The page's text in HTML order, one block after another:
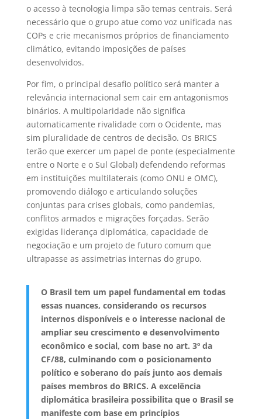
o acesso à tecnologia limpa são temas centrais. Será
necessário que o grupo atue como voz unificada nas
COPs e crie mecanismos próprios de financiamento
climático, evitando imposições de países
desenvolvidos.
Por fim, o principal desafio político será manter a
relevância internacional sem cair em antagonismos
binários. A multipolaridade não significa
automaticamente rivalidade com o Ocidente, mas
sim pluralidade de centros de decisão. Os BRICS
terão que exercer um papel de ponte (especialmente
entre o Norte e o Sul Global) defendendo reformas
em instituições multilaterais (como ONU e OMC),
promovendo diálogo e articulando soluções
conjuntas para crises globais, como pandemias,
conflitos armados e migrações forçadas. Serão
exigidas liderança diplomática, capacidade de
negociação e um projeto de futuro comum que
ultrapasse as assimetrias internas do grupo.
O Brasil tem um papel fundamental em todas
essas nuances, considerando os recursos
internos disponíveis e o interesse nacional de
ampliar seu crescimento e desenvolvimento
econômico e social, com base no art. 3º da
CF/88, culminando com o posicionamento
político e soberano do país junto aos demais
países membros do BRICS. A excelência
diplomática brasileira possibilita que o Brasil se
manifeste com base em princípios